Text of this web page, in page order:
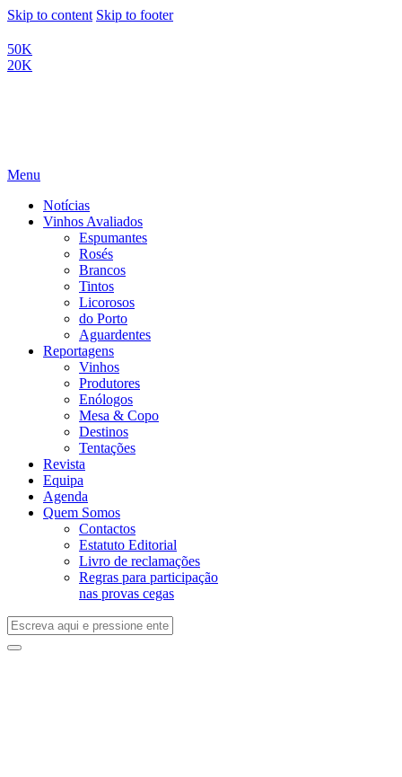
Skip to content Skip to footer
50K
20K
Menu
Notícias
Vinhos Avaliados
Espumantes
Rosés
Brancos
Tintos
Licorosos
do Porto
Aguardentes
Reportagens
Vinhos
Produtores
Enólogos
Mesa & Copo
Destinos
Tentações
Revista
Equipa
Agenda
Quem Somos
Contactos
Estatuto Editorial
Livro de reclamações
Regras para participação
nas provas cegas